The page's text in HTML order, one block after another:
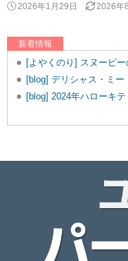
2026年1月29日 2026年
新着情報
[blog] デリシャス・ミ